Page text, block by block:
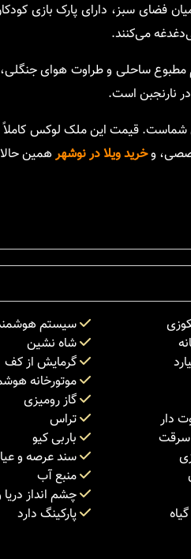
پیاده‌روی ایمن در میان فضای سبز،
می‌کنند.
نسیم مطبوع ساحلی و طراوت هوای
نارنجبن است.
شماست. قیمت این ملک لوکس کاملاً
وخرید ویلا در نوشهر همین
سیستم
شاه نشین
گرمایش از کف
موتورخانه
گاز رومیزی
دار
تراس
باربی کیو
سند عرصه و
منبع آب
چشم انداز
پارکینگ دارد